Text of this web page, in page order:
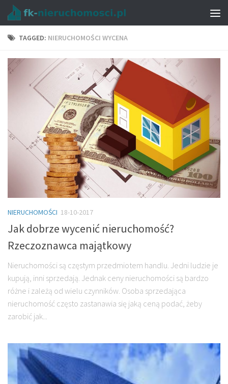
TAGGED: NIERUCHOMOŚCI WYCENA
NIERUCHOMOŚCI 18-10-2017
Jak dobrze wycenić nieruchomość?
Rzeczoznawca majątkowy
Nieruchomości są częstym przedmiotem handlu. Jedni ludzie je
kupują, inni sprzedają. Jednak ceny nieruchomości są bardzo
różne i zależą od wielu czynników. Osoba sprzedająca
nieruchomość często zastanawia się jaką ceną podać, żeby
zarobić jak...